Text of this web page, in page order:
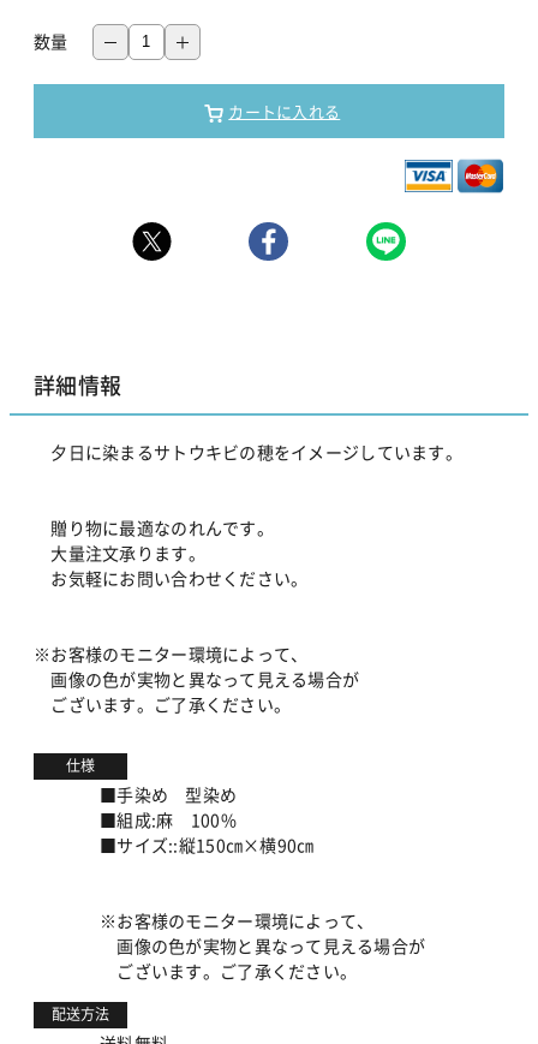
数量
カートに入れる
詳細情報
夕日に染まるサトウキビの穂をイメージしています。
贈り物に最適なのれんです。
大量注文承ります。
お気軽にお問い合わせください。
※お客様のモニター環境によって、
画像の色が実物と異なって見える場合が
ございます。ご了承ください。
仕様
■手染め 型染め
■組成:麻 100%
■サイズ::縦150㎝×横90㎝
※お客様のモニター環境によって、
画像の色が実物と異なって見える場合が
ございます。ご了承ください。
配送方法